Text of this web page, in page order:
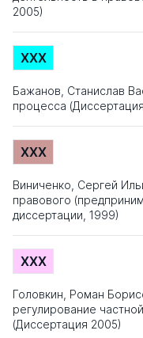
2005)
XXX
Бажанов, Станислав
процесса
XXX
Виниченко, Сергей
правового
диссертации, 1999)
XXX
Головкин, Роман
регулирование
(Диссертация 2005)